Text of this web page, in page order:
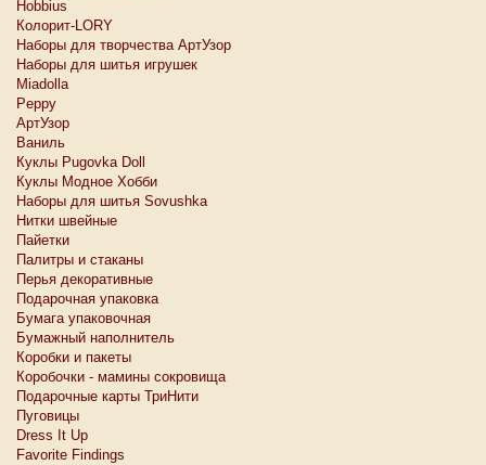
Hobbius
Колорит-LORY
Наборы для творчества АртУзор
Наборы для шитья игрушек
Miadolla
Peppy
АртУзор
Ваниль
Куклы Pugovka Doll
Куклы Модное Хобби
Наборы для шитья Sovushka
Нитки швейные
Пайетки
Палитры и стаканы
Перья декоративные
Подарочная упаковка
Бумага упаковочная
Бумажный наполнитель
Коробки и пакеты
Коробочки - мамины сокровища
Подарочные карты ТриНити
Пуговицы
Dress It Up
Favorite Findings